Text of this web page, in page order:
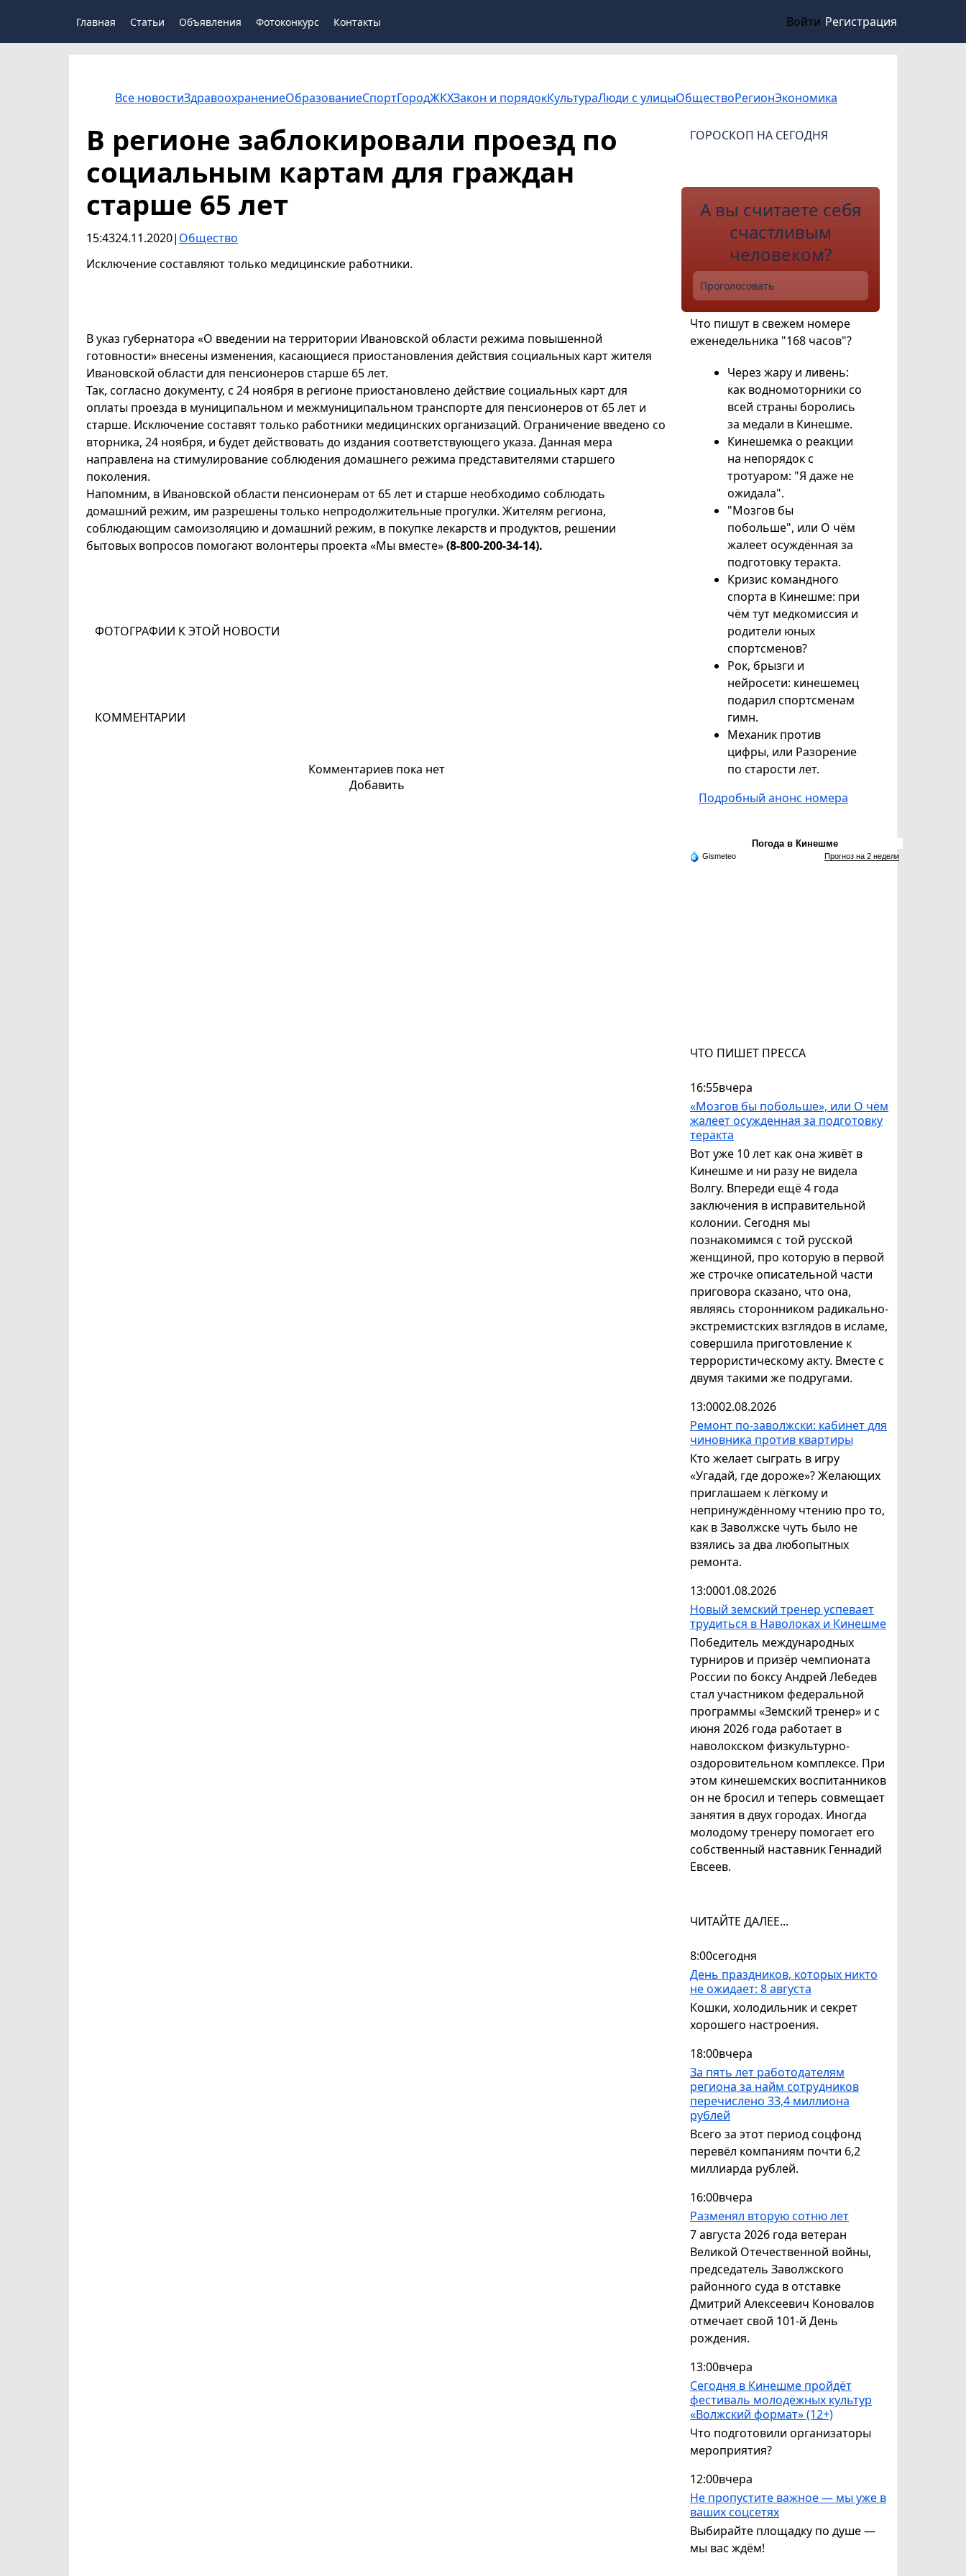
Главная Статьи Объявления Фотоконкурс Контакты Войти Регистрация
Все новостиЗдравоохранениеОбразованиеСпортГородЖКХЗакон и порядокКультураЛюди с улицыОбществоРегионЭкономика
ЧТО ПИШЕТ ПРЕССА
16:55вчера
«Мозгов бы побольше», или О чём
жалеет осужденная за подготовку
теракта
Вот уже 10 лет как она живёт в
Кинешме и ни разу не видела
Волгу. Впереди ещё 4 года
заключения в исправительной
колонии. Сегодня мы
познакомимся с той русской
женщиной, про которую в первой
же строчке описательной части
приговора сказано, что она,
являясь сторонником радикально-
экстремистских взглядов в исламе,
совершила приготовление к
террористическому акту. Вместе с
двумя такими же подругами.
13:0002.08.2026
Ремонт по-заволжски: кабинет для
чиновника против квартиры
Кто желает сыграть в игру
«Угадай, где дороже»? Желающих
приглашаем к лёгкому и
непринуждённому чтению про то,
как в Заволжске чуть было не
взялись за два любопытных
ремонта.
13:0001.08.2026
Новый земский тренер успевает
трудиться в Наволоках и Кинешме
Победитель международных
турниров и призёр чемпионата
России по боксу Андрей Лебедев
стал участником федеральной
программы «Земский тренер» и с
июня 2026 года работает в
наволокском физкультурно-
оздоровительном комплексе. При
этом кинешемских воспитанников
он не бросил и теперь совмещает
занятия в двух городах. Иногда
молодому тренеру помогает его
собственный наставник Геннадий
Евсеев.
ЧИТАЙТЕ ДАЛЕЕ...
8:00сегодня
День праздников, которых никто
не ожидает: 8 августа
Кошки, холодильник и секрет
хорошего настроения.
18:00вчера
За пять лет работодателям
региона за найм сотрудников
перечислено 33,4 миллиона
рублей
Всего за этот период соцфонд
перевёл компаниям почти 6,2
миллиарда рублей.
16:00вчера
Разменял вторую сотню лет
7 августа 2026 года ветеран
Великой Отечественной войны,
председатель Заволжского
районного суда в отставке
Дмитрий Алексеевич Коновалов
отмечает свой 101-й День
рождения.
13:00вчера
Сегодня в Кинешме пройдёт
фестиваль молодёжных культур
«Волжский формат» (12+)
Что подготовили организаторы
мероприятия?
12:00вчера
Не пропустите важное — мы уже в
ваших соцсетях
Выбирайте площадку по душе —
мы вас ждём!
В регионе заблокировали проезд по
социальным картам для граждан
старше 65 лет
15:4324.11.2020| Общество
Исключение составляют только медицинские работники.
В указ губернатора «О введении на территории Ивановской области режима повышенной
готовности» внесены изменения, касающиеся приостановления действия социальных карт жителя
Ивановской области для пенсионеров старше 65 лет.
Так, согласно документу, с 24 ноября в регионе приостановлено действие социальных карт для
оплаты проезда в муниципальном и межмуниципальном транспорте для пенсионеров от 65 лет и
старше. Исключение составят только работники медицинских организаций. Ограничение введено со
вторника, 24 ноября, и будет действовать до издания соответствующего указа. Данная мера
направлена на стимулирование соблюдения домашнего режима представителями старшего
поколения.
Напомним, в Ивановской области пенсионерам от 65 лет и старше необходимо соблюдать
домашний режим, им разрешены только непродолжительные прогулки. Жителям региона,
соблюдающим самоизоляцию и домашний режим, в покупке лекарств и продуктов, решении
бытовых вопросов помогают волонтеры проекта «Мы вместе»(8-800-200-34-14).
ФОТОГРАФИИ К ЭТОЙ НОВОСТИ
КОММЕНТАРИИ
Комментариев пока нет
Добавить
ГОРОСКОП НА СЕГОДНЯ
А вы считаете себя
счастливым
человеком?
Проголосовать
Что пишут в свежем номере
еженедельника "168 часов"?
Через жару и ливень:
как водномоторники со
всей страны боролись
за медали в Кинешме.
Кинешемка о реакции
на непорядок с
тротуаром: "Я даже не
ожидала".
"Мозгов бы
побольше", или О чём
жалеет осуждённая за
подготовку теракта.
Кризис командного
спорта в Кинешме: при
чём тут медкомиссия и
родители юных
спортсменов?
Рок, брызги и
нейросети: кинешемец
подарил спортсменам
гимн.
Механик против
цифры, или Разорение
по старости лет.
Подробный анонс номера
Погода в Кинешме
Gismeteo Прогноз на 2 недели